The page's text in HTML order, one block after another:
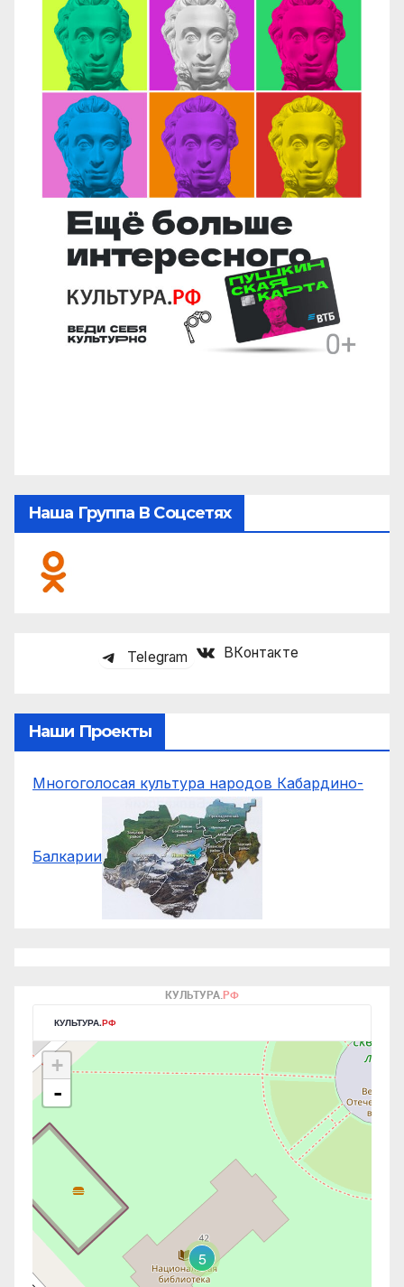
Наша Группа В Соцсетях
Telegram ВКонтакте
Наши Проекты
Многоголосая культура народов Кабардино-
Балкарии